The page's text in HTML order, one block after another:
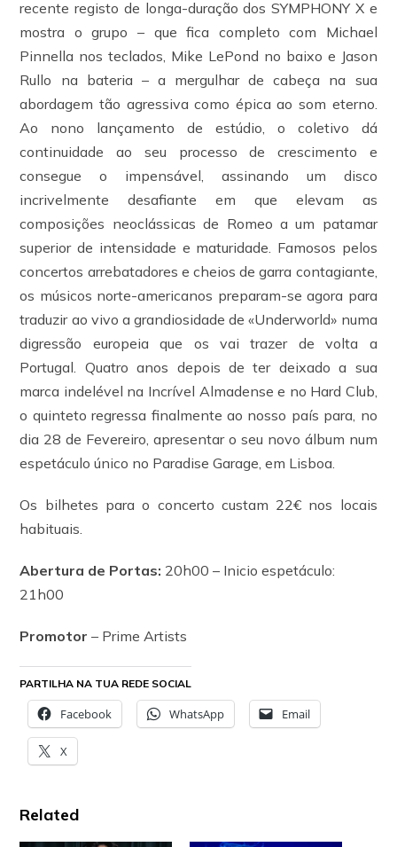
recente registo de longa-duração dos SYMPHONY X e
mostra o grupo – que fica completo com Michael
Pinnella nos teclados, Mike LePond no baixo e Jason
Rullo na bateria – a mergulhar de cabeça na sua
abordagem tão agressiva como épica ao som eterno.
Ao nono lançamento de estúdio, o coletivo dá
continuidade ao seu processo de crescimento e
consegue o impensável, assinando um disco
incrivelmente desafiante em que elevam as
composições neoclássicas de Romeo a um patamar
superior de intensidade e maturidade. Famosos pelos
concertos arrebatadores e cheios de garra contagiante,
os músicos norte-americanos preparam-se agora para
traduzir ao vivo a grandiosidade de «Underworld» numa
digressão europeia que os vai trazer de volta a
Portugal. Quatro anos depois de ter deixado a sua
marca indelével na Incrível Almadense e no Hard Club,
o quinteto regressa finalmente ao nosso país para, no
dia 28 de Fevereiro, apresentar o seu novo álbum num
espetáculo único no Paradise Garage, em Lisboa.
Os bilhetes para o concerto custam 22€ nos locais
habituais.
Abertura de Portas: 20h00 – Inicio espetáculo:
21h00
Promotor – Prime Artists
PARTILHA NA TUA REDE SOCIAL
Facebook WhatsApp Email
X
Related